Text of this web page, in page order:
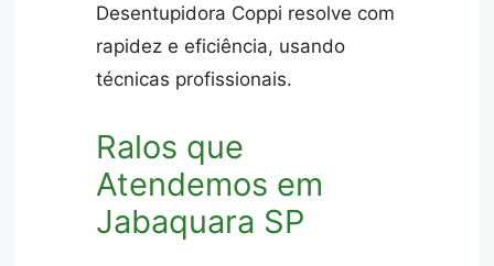
Desentupidora Coppi resolve com
rapidez e eficiência, usando
técnicas profissionais.
Ralos que
Atendemos em
Jabaquara SP